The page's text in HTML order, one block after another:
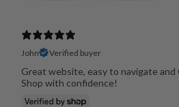
John Verified buyer
Great website, easy to navigate
Shop with confidence!